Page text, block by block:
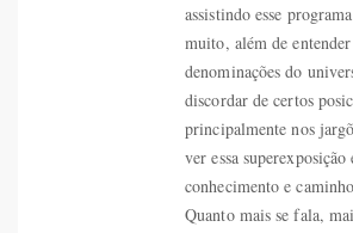
assistindo esse
muito, além de entender
denominações do
discordar de certos
principalmente nos
ver essa
conhecimento e
Quanto mais se fala,